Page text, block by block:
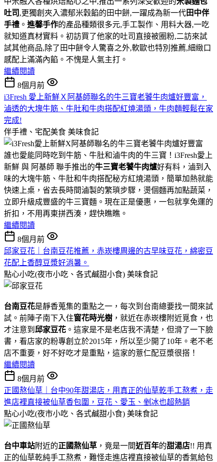
吐司 ,更獨創夾入濃郁米穀餡的田中餅,一躍成為新一代田中伴
手禮 。 進馨手作的產品種類很多元,手工製作、用料大器,一吃
就知道真材實料。初訪買了他家的吐司直接被圈粉,二訪來試
試其他商品,除了田中餅令人驚喜之外,軟歐也特別推薦,細緻口
感配上滿滿內餡。不愧是人氣主打。
繼續閱讀
8個月前
i3Fresh 愛上新鮮Ｘ阿基師聯名的牛三寶老饕牛肉爐好豐富，
滷透的大塊牛筋、牛肚和牛肉搭配紅燒湯頭，牛肉麵輕鬆在家
完成!
伴手禮、宅配美食 美味食記
誰也愛能同時吃到牛筋、牛肚和滷牛肉的牛三寶！i3Fresh愛上
新鮮 與 阿基師 聯手推出的牛三寶老饕牛肉爐好有料，滷到入
味的大塊牛筋、牛肚和牛肉搭配秘方紅燒湯頭，簡單加熱就能
快速上桌，省去長時間滷製的繁瑣步驟，燙個麵再加點蔬菜，
立即升級成豐盛的牛三寶麵。現在正是優惠，一包就享免運的
折扣，不用再東拼西湊，趕快瞧瞧。
繼續閱讀
8個月前
邱家豆花｜台南豆花推薦，赤崁樓周邊的古早味豆花，綿密豆
花配上香醇豆漿好消暑。
點心小吃(夜市小吃、各式鹹甜小食) 美味食記
台南豆花是靜香蒐集的重點之一，每次到台南總要找一間來試
試。前陣子南下入住窗花時光樹 ，就近在赤崁樓附近覓食，也
才注意到 邱家豆花 。這家是不是老店我不清楚，但滑了一下臉
書，看店家的粉專創立於2015年，所以至少開了10年。老不老
店不重要，好不好吃才是重點，這家的薏仁配豆漿很搭！
繼續閱讀
8個月前
正國熬仙草｜台中90年甜湯店，用真正的仙草乾手工熬煮，走
進店裡直接被仙草香包圍，豆花、愛玉、剉冰也超熱銷
點心小吃(夜市小吃、各式鹹甜小食) 美味食記
台中車站附近的正國熬仙草 ，竟是一間近百年的甜湯店!! 用真
正的仙草乾純手工熬煮，難怪走進店裡直接被仙草的香氣給包